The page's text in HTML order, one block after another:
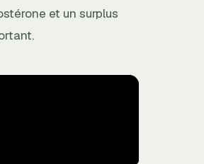
et un surplus